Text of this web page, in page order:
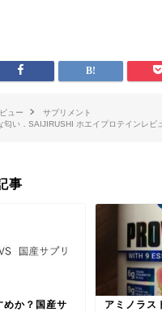
ュー
サプリメント
匂い．SAIJIRUSHI ホエイプロテインレビ
事
めか？国産サ
アミノラス